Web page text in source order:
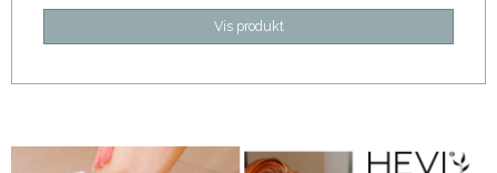
Vis produkt